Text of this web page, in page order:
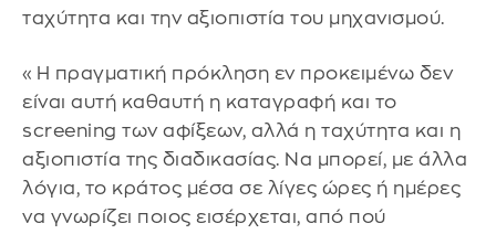
ταχύτητα και την αξιοπιστία του μηχανισμού.
«Η πραγματική πρόκληση εν προκειμένω δεν
είναι αυτή καθαυτή η καταγραφή και το
screening των αφίξεων, αλλά η ταχύτητα και η
αξιοπιστία της διαδικασίας. Να μπορεί, με άλλα
λόγια, το κράτος μέσα σε λίγες ώρες ή ημέρες
να γνωρίζει ποιος εισέρχεται, από πού